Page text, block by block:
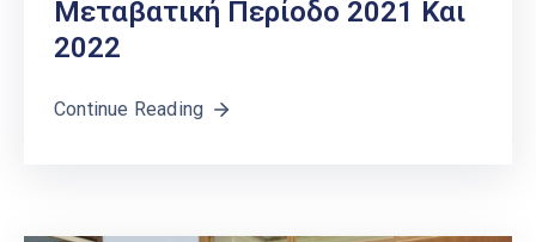
Μεταβατική Περίοδο 2021 Και
2022
Continue Reading